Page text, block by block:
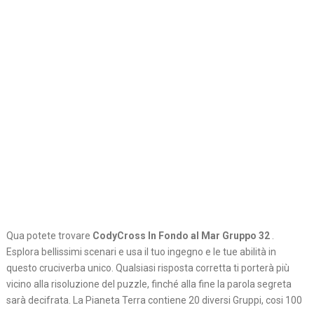
Qua potete trovare CodyCross In Fondo al Mar Gruppo 32 .
Esplora bellissimi scenari e usa il tuo ingegno e le tue abilità in
questo cruciverba unico. Qualsiasi risposta corretta ti porterà più
vicino alla risoluzione del puzzle, finché alla fine la parola segreta
sarà decifrata. La Pianeta Terra contiene 20 diversi Gruppi, cosi 100